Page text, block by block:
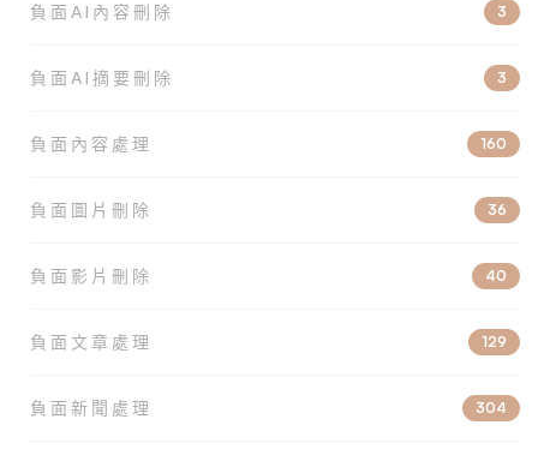
負面AI內容刪除 3
負面AI摘要刪除 3
負面內容處理 160
負面圖片刪除 36
負面影片刪除 40
負面文章處理 129
負面新聞處理 304